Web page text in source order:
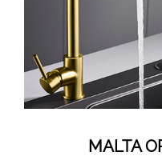
MALTA